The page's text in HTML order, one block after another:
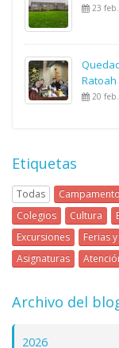
23
Ratoah
20
Etiquetas
Todas
Colegios
Cultura
Excursiones
Ferias
Asignaturas
Archivo del
2026